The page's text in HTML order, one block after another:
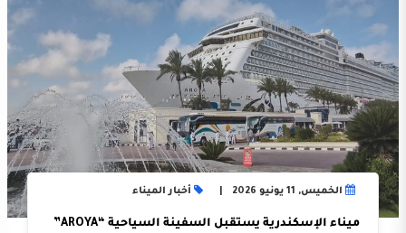
الخميس, 11 يونيو 2026 أخبار الميناء
ميناء الإسكندرية يستقبل السفينة السياحية “AROYA”